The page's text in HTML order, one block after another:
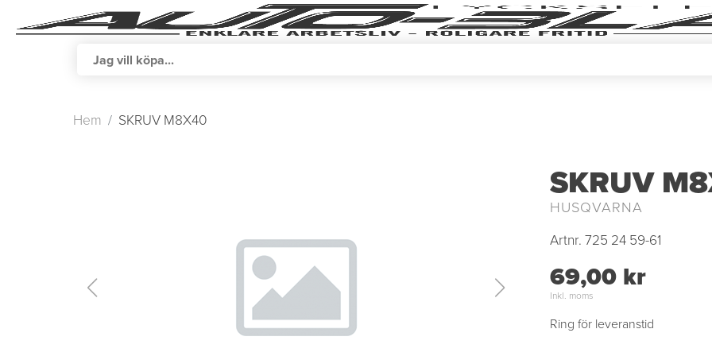
Hem SKRUV M8X40
SKRUV
HUSQVARNA
Artnr. 725 24 59-61
69,00 kr
Inkl. moms
Ring för leveranstid